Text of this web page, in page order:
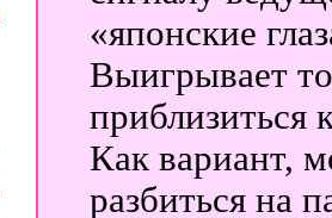
«японские
Выигрывает
приблизиться
Как вариант,
разбиться на